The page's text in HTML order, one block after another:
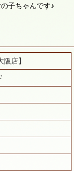
子ちゃんです♪
店】